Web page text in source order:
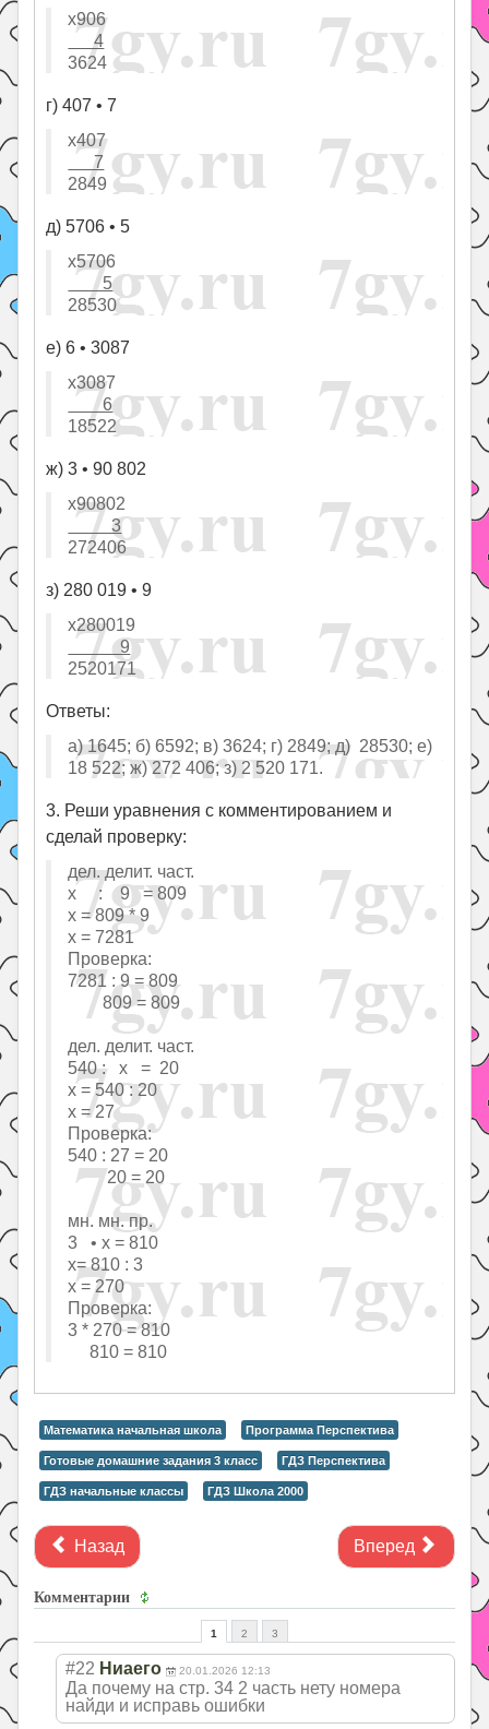
х906
4
3624
г) 407 • 7
х407
7
2849
д) 5706 • 5
х5706
5
28530
е) 6 • 3087
х3087
6
18522
ж) 3 • 90 802
х90802
3
272406
з) 280 019 • 9
х280019
9
2520171
Ответы:
а) 1645; б) 6592; в) 3624; г) 2849; д) 28530; е)
18 522; ж) 272 406; з) 2 520 171.
3. Реши уравнения с комментированием и
сделай проверку:
дел. делит. част.
х : 9 = 809
х = 809 * 9
х = 7281
Проверка:
7281 : 9 = 809
809 = 809
дел. делит. част.
540 : х = 20
х = 540 : 20
х = 27
Проверка:
540 : 27 = 20
20 = 20
мн. мн. пр.
3 • х = 810
х= 810 : 3
х = 270
Проверка:
3 * 270 = 810
810 = 810
Математика начальная школа Программа Перспектива
Готовые домашние задания 3 класс ГДЗ Перспектива
ГДЗ начальные классы ГДЗ Школа 2000
Назад Вперед
Комментарии
1 2 3
#22 Ниаего 20.01.2026 12:13
Да почему на стр. 34 2 часть нету номера
найди и исправь ошибки